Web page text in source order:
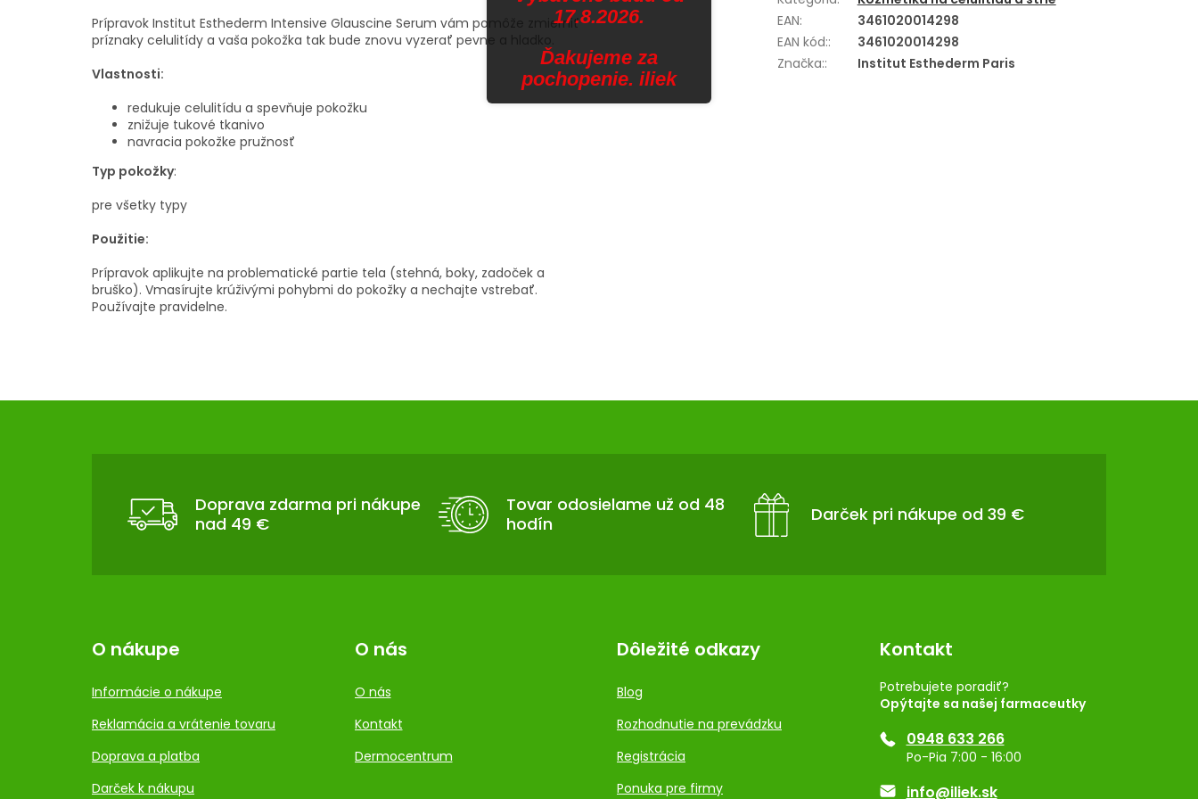
Prípravok Institut Esthederm Intensive Glauscine Serum vám pomôže zmierniť
príznaky celulitídy a vaša pokožka tak bude znovu vyzerať pevne a hladko.
Vlastnosti:
redukuje celulitídu a spevňuje pokožku
znižuje tukové tkanivo
navracia pokožke pružnosť
Typ pokožky:
pre všetky typy
Použitie:
Prípravok aplikujte na problematické partie tela (stehná, boky, zadoček a
bruško). Vmasírujte krúživými pohybmi do pokožky a nechajte vstrebať.
Používajte pravidelne.
EAN:
3461020014298
EAN kód::
3461020014298
Značka:: Institut Esthederm Paris
Doprava zdarma pri nákupe
nad 49 €
Tovar odosielame už od 48
hodín
Darček pri nákupe od 39 €
O nákupe
Informácie o nákupe
Reklamácia a vrátenie tovaru
Doprava a platba
Darček k nákupu
O nás
O nás
Kontakt
Dermocentrum
Dôležité odkazy
Blog
Rozhodnutie na prevádzku
Registrácia
Ponuka pre firmy
Kontakt
Potrebujete poradiť?
Opýtajte sa našej farmaceutky
0948 633 266
Po-Pia 7:00 - 16:00
info@iliek.sk
17.8.2026.
Ďakujeme za
pochopenie. iliek